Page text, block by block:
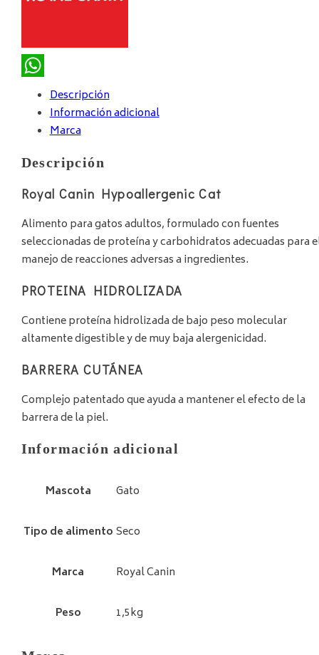
WhatsApp
Descripción
Información adicional
Marca
Descripción
Royal Canin Hypoallergenic Cat
Alimento para gatos adultos, formulado con fuentes
seleccionadas de proteína y carbohidratos adecuadas para
manejo de reacciones adversas a ingredientes.
PROTEINA HIDROLIZADA
Contiene proteína hidrolizada de bajo peso molecular
altamente digestible y de muy baja alergenicidad.
BARRERA CUTÁNEA
Complejo patentado que ayuda a mantener el efecto de la
barrera de la piel.
Información adicional
Mascota Gato
Tipo de alimento Seco
Marca Royal Canin
Peso 1,5kg